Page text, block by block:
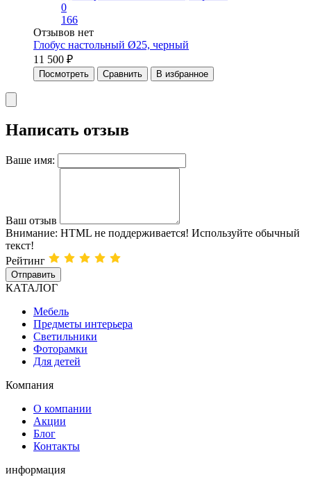
0
166
Отзывов нет
Глобус настольный Ø25, черный
11 500 ₽
Посмотреть Сравнить В избранное
Написать отзыв
Ваше имя:
Ваш отзыв
Внимание: HTML не поддерживается! Используйте обычный
текст!
Рейтинг
Отправить
КАТАЛОГ
Мебель
Предметы интерьера
Светильники
Фоторамки
Для детей
Компания
О компании
Акции
Блог
Контакты
информация